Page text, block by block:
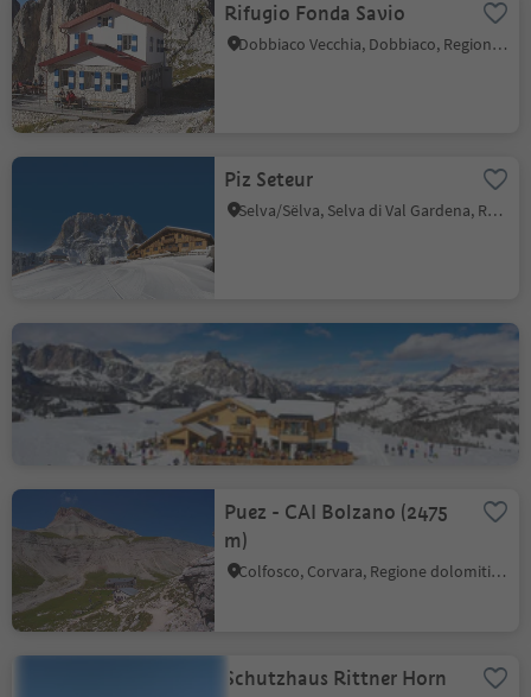
Rifugio Fonda Savio
Dobbiaco Vecchia, Dobbiaco, Regione dolomitica 3 Cime
Piz Seteur
Selva/Sëlva, Selva di Val Gardena, Regione dolomitica Val Gardena
Ütia Cherz
Corvara, Regione dolomitica Alta Badia
Puez - CAI Bolzano (2475
m)
Colfosco, Corvara, Regione dolomitica Alta Badia
Schutzhaus Rittner Horn